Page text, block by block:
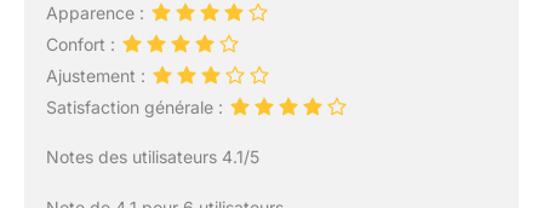
Apparence :
Confort :
Ajustement :
Satisfaction générale :
Notes des utilisateurs 4.1/5